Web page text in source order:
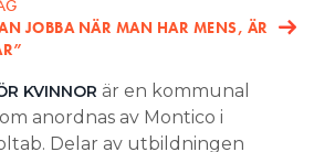
JOBBA NÄR MAN HAR MENS, ÄR
KVINNOR är en kommunal
anordnas av Montico i
Delar av utbildningen